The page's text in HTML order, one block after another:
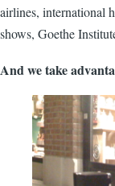
airlines, international
shows, Goethe
And we take